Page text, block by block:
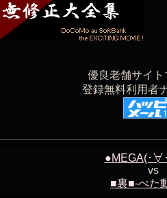
優良老舗サイト
登録無料利用者
●MEGA(･∀
vs
■裏■-ぺた